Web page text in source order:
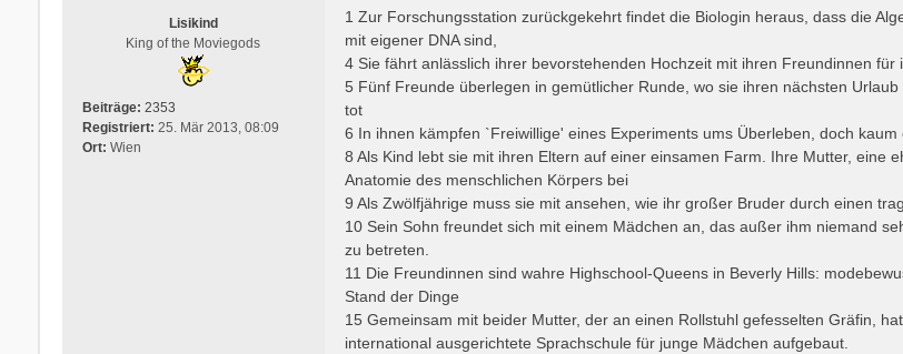
Lisikind
King of the Moviegods
Beiträge: 2353
Registriert: 25. Mär 2013, 08:09
Ort: Wien
a
g
1 Zur Forschungsstation zurückgekehrt findet die Biologin heraus, dass die
mit eigener DNA sind,
4 Sie fährt anlässlich ihrer bevorstehenden Hochzeit mit ihren Freundinnen für
5 Fünf Freunde überlegen in gemütlicher Runde, wo sie ihren nächsten
tot
6 In ihnen kämpfen `Freiwillige' eines Experiments ums Überleben, doch kaum
8 Als Kind lebt sie mit ihren Eltern auf einer einsamen Farm. Ihre Mutter, eine
Anatomie des menschlichen Körpers bei
9 Als Zwölfjährige muss sie mit ansehen, wie ihr großer Bruder durch einen
10 Sein Sohn freundet sich mit einem Mädchen an, das außer ihm niemand
zu betreten.
11 Die Freundinnen sind wahre Highschool-Queens in Beverly Hills:
Stand der Dinge
15 Gemeinsam mit beider Mutter, der an einen Rollstuhl gefesselten Gräfin,
international ausgerichtete Sprachschule für junge Mädchen aufgebaut.